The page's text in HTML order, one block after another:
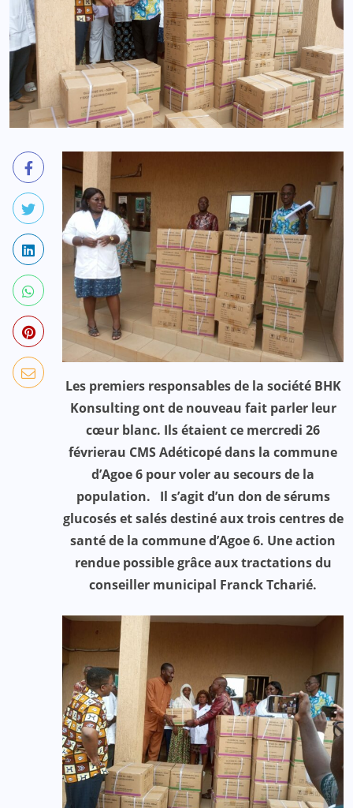
Les premiers responsables de la société BHK
Konsulting ont de nouveau fait parler leur
cœur blanc. Ils étaient ce mercredi 26
févrierau CMS Adéticopé dans la commune
d’Agoe 6 pour voler au secours de la
population. Il s’agit d’un don de sérums
glucosés et salés destiné aux trois centres de
santé de la commune d’Agoe 6. Une action
rendue possible grâce aux tractations du
conseiller municipal Franck Tcharié.